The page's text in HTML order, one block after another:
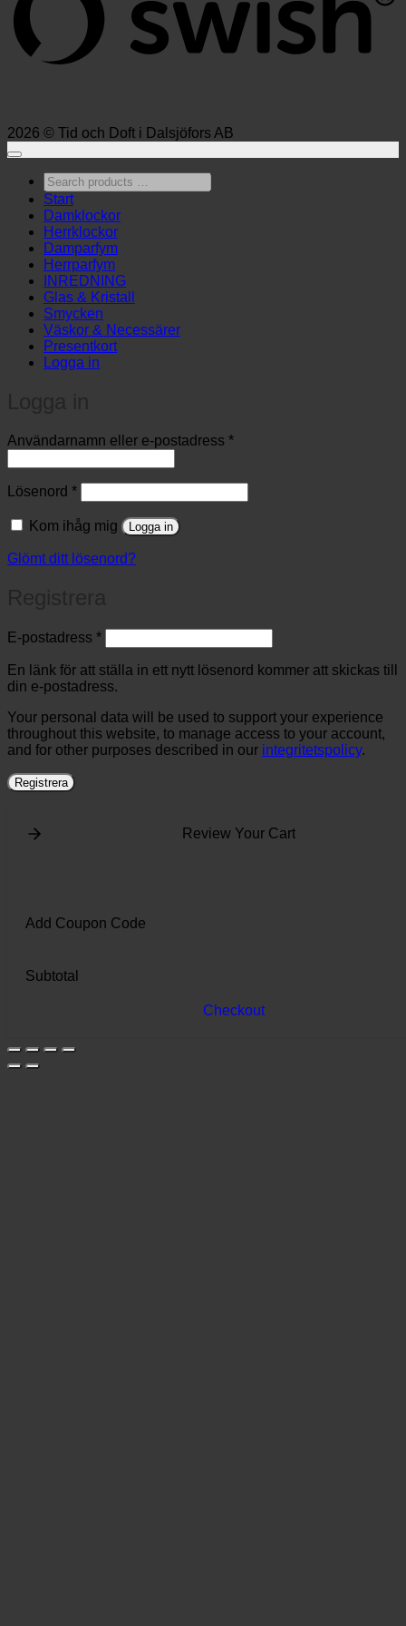
2026 © Tid och Doft i Dalsjöfors AB
Search
products
…
Start
Damklockor
Herrklockor
Damparfym
Herrparfym
INREDNING
Glas & Kristall
Smycken
Väskor & Necessärer
Presentkort
Logga in
Användarnamn eller e-postadress *Obligatoriskt
Lösenord *Obligatoriskt
Kom ihåg mig Logga in
Glömt ditt lösenord?
E-postadress *Obligatoriskt
En länk för att ställa in ett nytt lösenord kommer att skickas till
din e-postadress.
Your personal data will be used to support your experience
throughout this website, to manage access to your account,
and for other purposes described in our integritetspolicy.
Registrera
Review Your Cart
Add Coupon Code
Subtotal
Checkout